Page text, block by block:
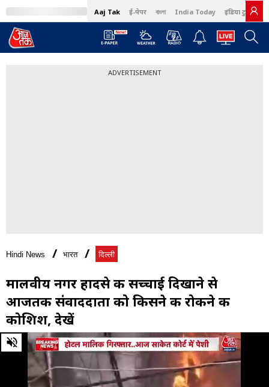
Aaj Tak ई-पेपर বাংলা India Today इंडिया टुडे हिंदी
ADVERTISEMENT
Hindi News भारत दिल्ली
मालवीय नगर हादसे की सच्चाई द‍िखाने से
आजतक संवाददाता को क‍िसने की रोकने की
कोश‍िश, देखें
0
of
minutes,
seconds